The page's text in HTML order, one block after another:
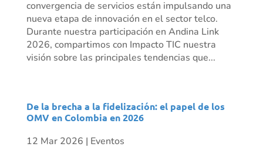
convergencia de servicios están impulsando una
nueva etapa de innovación en el sector telco.
Durante nuestra participación en Andina Link
2026, compartimos con Impacto TIC nuestra
visión sobre las principales tendencias que...
De la brecha a la fidelización: el papel de los
OMV en Colombia en 2026
12 Mar 2026 | Eventos